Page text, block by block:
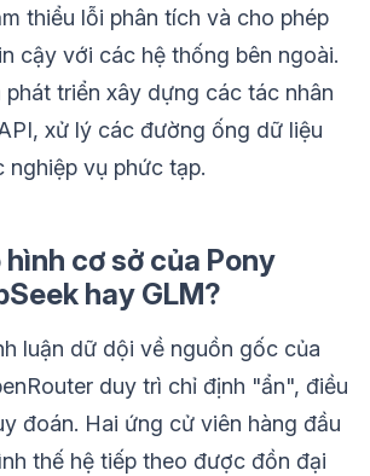
thiểu lỗi phân tích và cho phép
cậy với các hệ thống bên ngoài.
triển xây dựng các tác nhân
xử lý các đường ống dữ liệu
nghiệp vụ phức tạp.
hình cơ sở của Pony
hay GLM?
luận dữ dội về nguồn gốc của
duy trì chỉ định "ẩn", điều
đoán. Hai ứng cử viên hàng đầu
thế hệ tiếp theo được đồn đại